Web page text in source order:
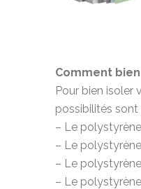
Comment
Pour bien isoler
possibilités sont
– Le
– Le
– Le
– Le